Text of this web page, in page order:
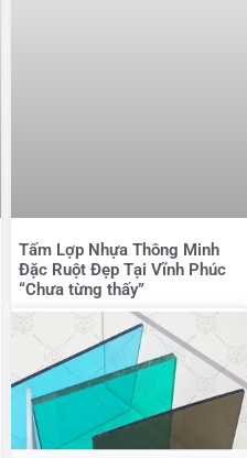
Tấm Lợp Nhựa Thông Minh
Đặc Ruột Đẹp Tại Vĩnh Phúc
“Chưa từng thấy”